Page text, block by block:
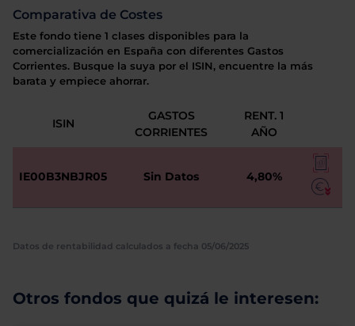
Comparativa de Costes
Este fondo tiene 1 clases disponibles para la
comercialización en España con diferentes Gastos
Corrientes. Busque la suya por el ISIN, encuentre la más
barata y empiece ahorrar.
ISIN
GASTOS
CORRIENTES
RENT. 1
AÑO
IE00B3NBJR05 Sin Datos 4,80%
Datos de rentabilidad calculados a fecha 05/06/2025
Otros fondos que quizá le interesen: